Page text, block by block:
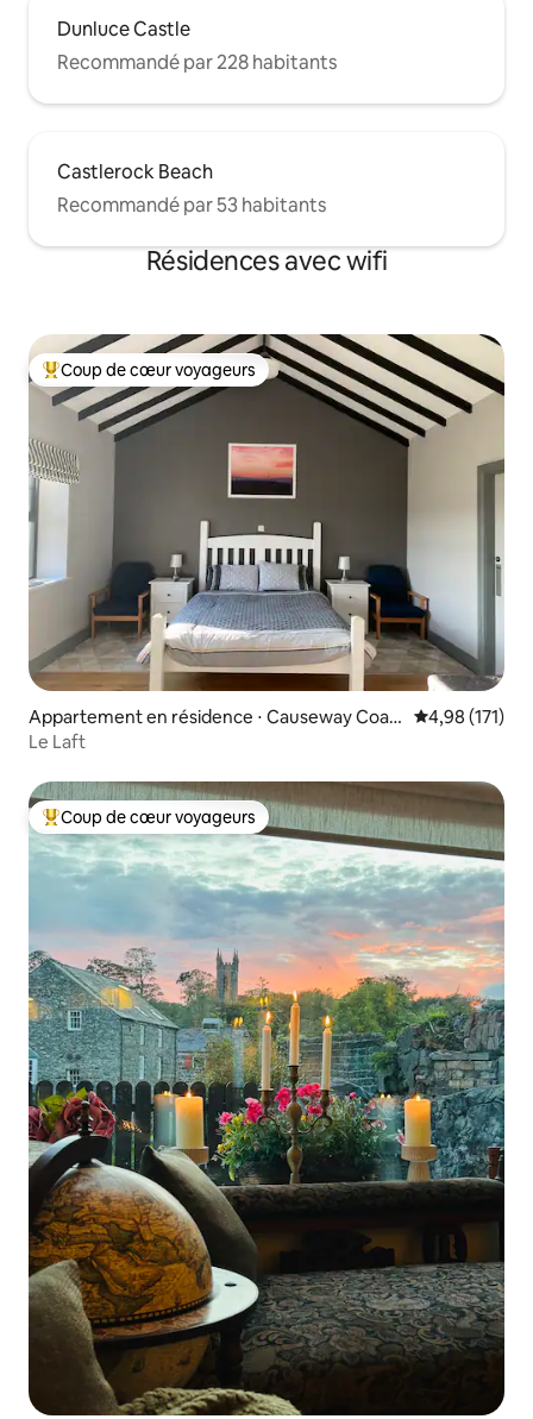
Dunluce Castle
Recommandé par 228 habitants
Castlerock Beach
Recommandé par 53 habitants
Résidences avec wifi
Coups de cœur voyageurs les plus appréciés
Coup de cœur voyageurs
Appartement en résidence ⋅ Causeway Coast
and Glens
Évaluation
4,98 (171)
Le Laft
Coups de cœur voyageurs les plus appréciés
Coup de cœur voyageurs